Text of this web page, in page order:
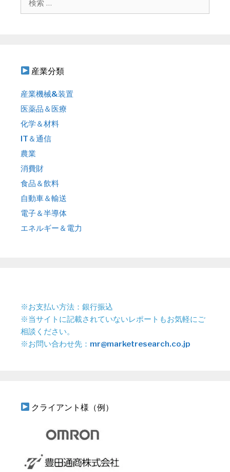
産業分類
産業機械&装置
医薬品＆医療
化学＆材料
IT＆通信
農業
消費財
食品＆飲料
自動車＆輸送
電子＆半導体
エネルギー＆電力
※お支払い方法：銀行振込
※当サイトに記載されていないレポートもお気軽にご
相談ください。
※お問い合わせ先： mr@marketresearch.co.jp
クライアント様（例）